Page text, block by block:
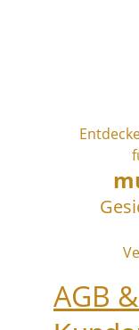
AGB &